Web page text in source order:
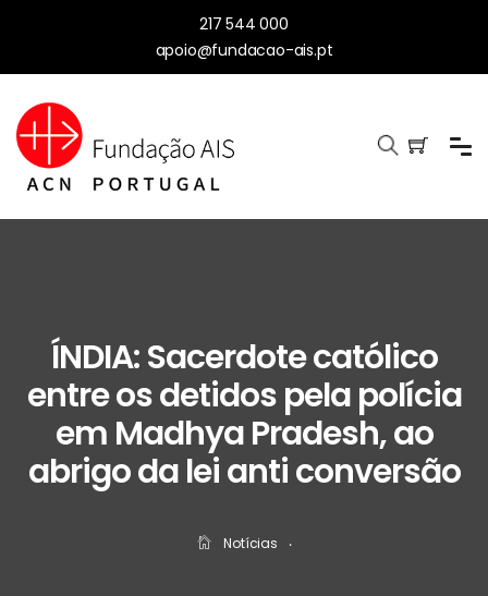
217 544 000
apoio@fundacao-ais.pt
ÍNDIA: Sacerdote católico
entre os detidos pela polícia
em Madhya Pradesh, ao
abrigo da lei anti conversão
Notícias ‧